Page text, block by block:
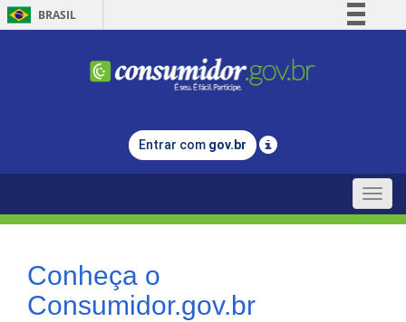
BRASIL
Comunica BR
Legislação
Entrar com gov.br
Toggle
Conheça o
Consumidor.gov.br